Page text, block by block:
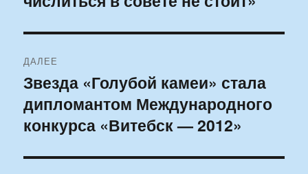
ДАЛЕЕ
Следующая
запись:
Звезда «Голубой камеи» стала
дипломантом Международного
конкурса «Витебск — 2012»